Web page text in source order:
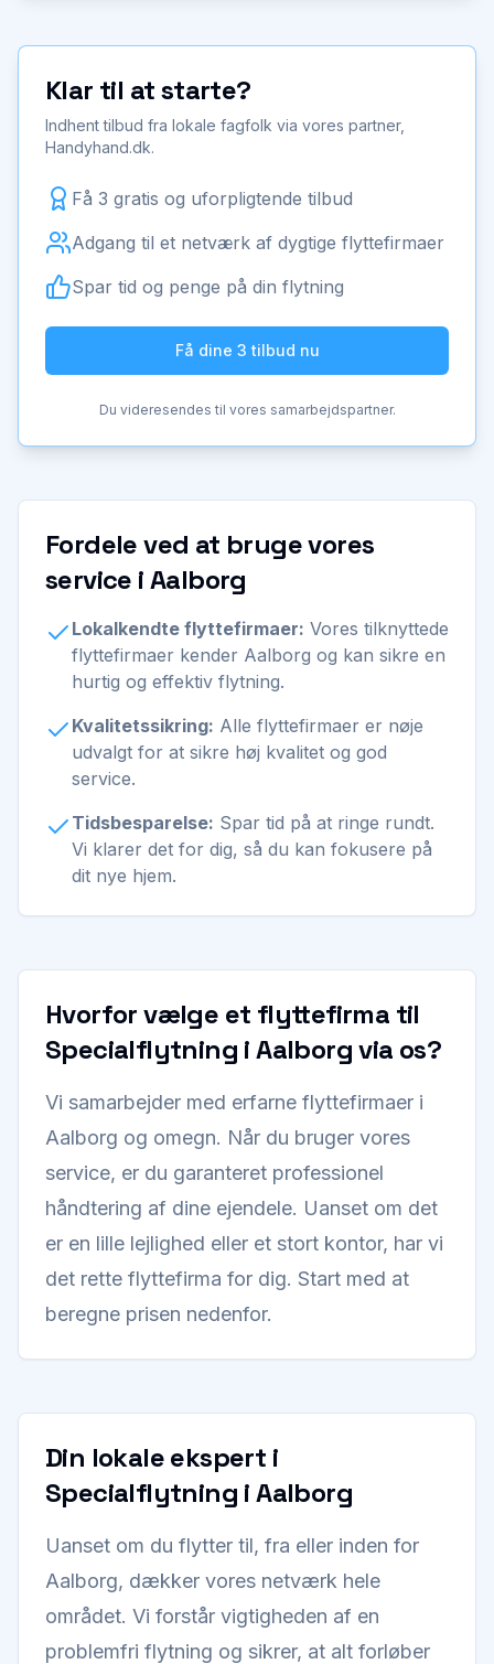
Klar til at starte?
Indhent tilbud fra lokale fagfolk via vores partner,
Handyhand.dk.
Få 3 gratis og uforpligtende tilbud
Adgang til et netværk af dygtige flyttefirmaer
Spar tid og penge på din flytning
Få dine 3 tilbud nu
Du videresendes til vores samarbejdspartner.
Fordele ved at bruge vores
service i Aalborg
Lokalkendte flyttefirmaer: Vores tilknyttede
flyttefirmaer kender Aalborg og kan sikre en
hurtig og effektiv flytning.
Kvalitetssikring: Alle flyttefirmaer er nøje
udvalgt for at sikre høj kvalitet og god
service.
Tidsbesparelse: Spar tid på at ringe rundt.
Vi klarer det for dig, så du kan fokusere på
dit nye hjem.
Hvorfor vælge et flyttefirma til
Specialflytning i Aalborg via os?
Vi samarbejder med erfarne flyttefirmaer i
Aalborg og omegn. Når du bruger vores
service, er du garanteret professionel
håndtering af dine ejendele. Uanset om det
er en lille lejlighed eller et stort kontor, har vi
det rette flyttefirma for dig. Start med at
beregne prisen nedenfor.
Din lokale ekspert i
Specialflytning i Aalborg
Uanset om du flytter til, fra eller inden for
Aalborg, dækker vores netværk hele
området. Vi forstår vigtigheden af en
problemfri flytning og sikrer, at alt forløber